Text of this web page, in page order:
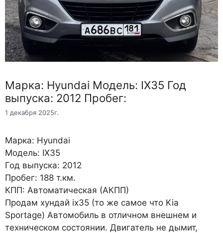
Марка: Hyundai Модель: IX35 Год
выпуска: 2012 Пробег:
1 декабря 2025г.
Марка: Hyundai
Модель: IX35
Год выпуска: 2012
Пробег: 188 т.км.
КПП: Автоматическая (АКПП)
Продам хундай ix35 (то же самое что Kia
Sportage) Автомобиль в отличном внешнем и
техническом состоянии. Двигатель не дымит,